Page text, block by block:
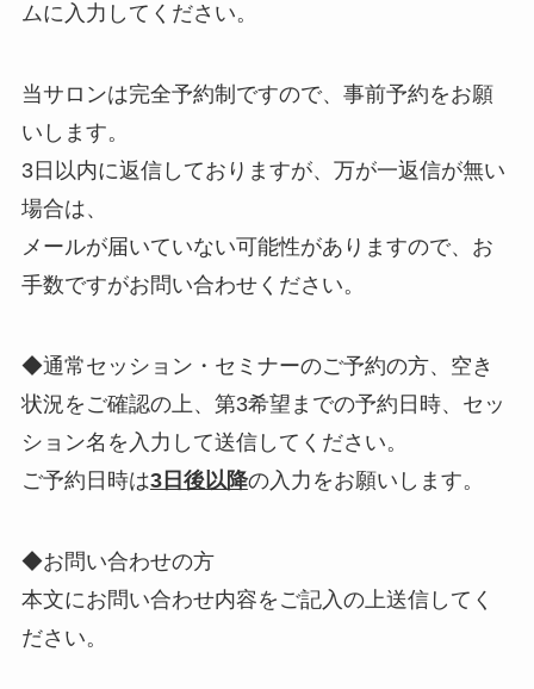
ムに入力してください。
当サロンは完全予約制ですので、事前予約をお願
いします。
3日以内に返信しておりますが、万が一返信が無い
場合は、
メールが届いていない可能性がありますので、お
手数ですがお問い合わせください。
◆通常セッション・セミナーのご予約の方、空き
状況をご確認の上、第3希望までの予約日時、セッ
ション名を入力して送信してください。
ご予約日時は3日後以降の入力をお願いします。
◆お問い合わせの方
本文にお問い合わせ内容をご記入の上送信してく
ださい。